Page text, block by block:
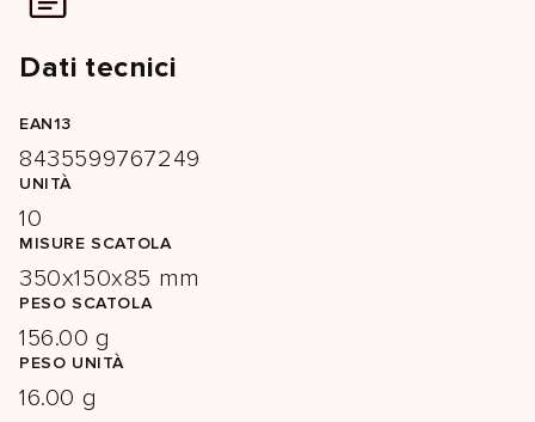
Dati tecnici
EAN13
8435599767249
UNITÀ
10
MISURE SCATOLA
350x150x85 mm
PESO SCATOLA
156.00 g
PESO UNITÀ
16.00 g